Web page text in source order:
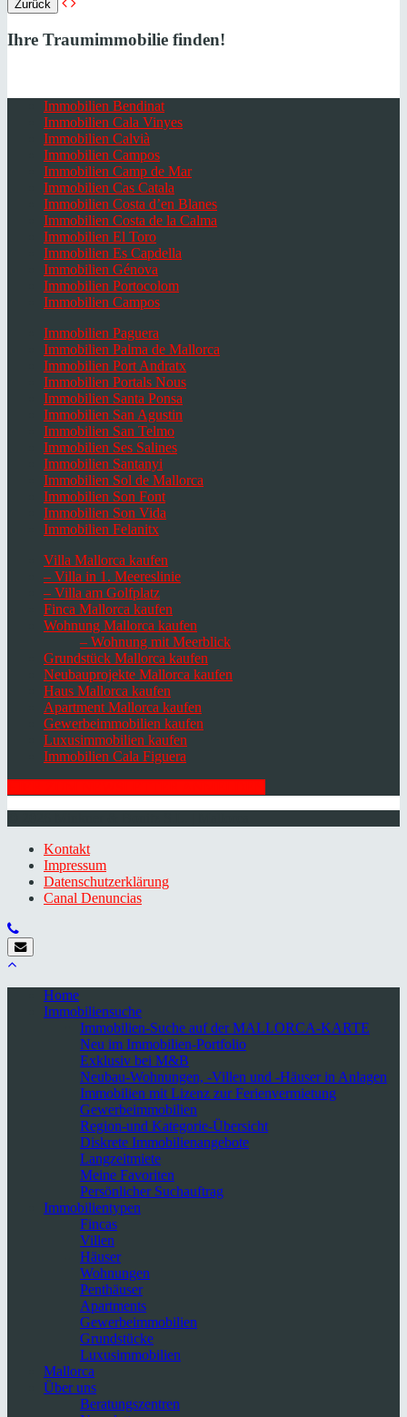
Zurück
Ihre Traumimmobilie finden!
Immobilien Bendinat
Immobilien Cala Vinyes
Immobilien Calvià
Immobilien Campos
Immobilien Camp de Mar
Immobilien Cas Catala
Immobilien Costa d’en Blanes
Immobilien Costa de la Calma
Immobilien El Toro
Immobilien Es Capdella
Immobilien Génova
Immobilien Portocolom
Immobilien Campos
Immobilien Paguera
Immobilien Palma de Mallorca
Immobilien Port Andratx
Immobilien Portals Nous
Immobilien Santa Ponsa
Immobilien San Agustin
Immobilien San Telmo
Immobilien Ses Salines
Immobilien Santanyi
Immobilien Sol de Mallorca
Immobilien Son Font
Immobilien Son Vida
Immobilien Felanitx
Villa Mallorca kaufen
– Villa in 1. Meereslinie
– Villa am Golfplatz
Finca Mallorca kaufen
Wohnung Mallorca kaufen
– Wohnung mit Meerblick
Grundstück Mallorca kaufen
Neubauprojekte Mallorca kaufen
Haus Mallorca kaufen
Apartment Mallorca kaufen
Gewerbeimmobilien kaufen
Luxusimmobilien kaufen
Immobilien Cala Figuera
Kontakt
Impressum
Datenschutzerklärung
Canal Denuncias
Home
Immobiliensuche
Immobilien-Suche auf der MALLORCA-KARTE
Neu im Immobilien-Portfolio
Exklusiv bei M&B
Neubau-Wohnungen, -Villen und -Häuser in Anlagen
Immobilien mit Lizenz zur Ferienvermietung
Gewerbeimmobilien
Region-und Kategorie-Übersicht
Diskrete Immobilienangebote
Langzeitmiete
Meine Favoriten
Persönlicher Suchauftrag
Immobilientypen
Fincas
Villen
Häuser
Wohnungen
Penthäuser
Apartments
Gewerbeimmobilien
Grundstücke
Luxusimmobilien
Mallorca
Über uns
Beratungszentren